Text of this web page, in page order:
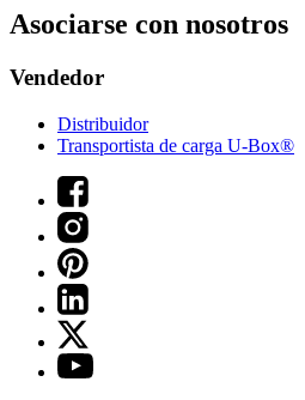
Asociarse con nosotros
Vendedor
Distribuidor
Transportista de carga U-Box®